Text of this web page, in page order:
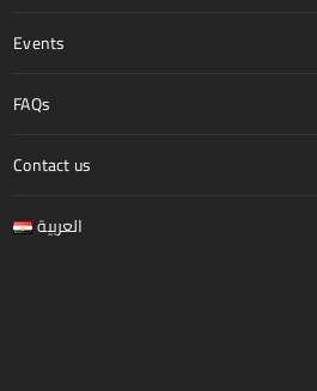
Events
FAQs
Contact us
العربية